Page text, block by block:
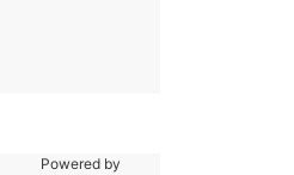
Powered by